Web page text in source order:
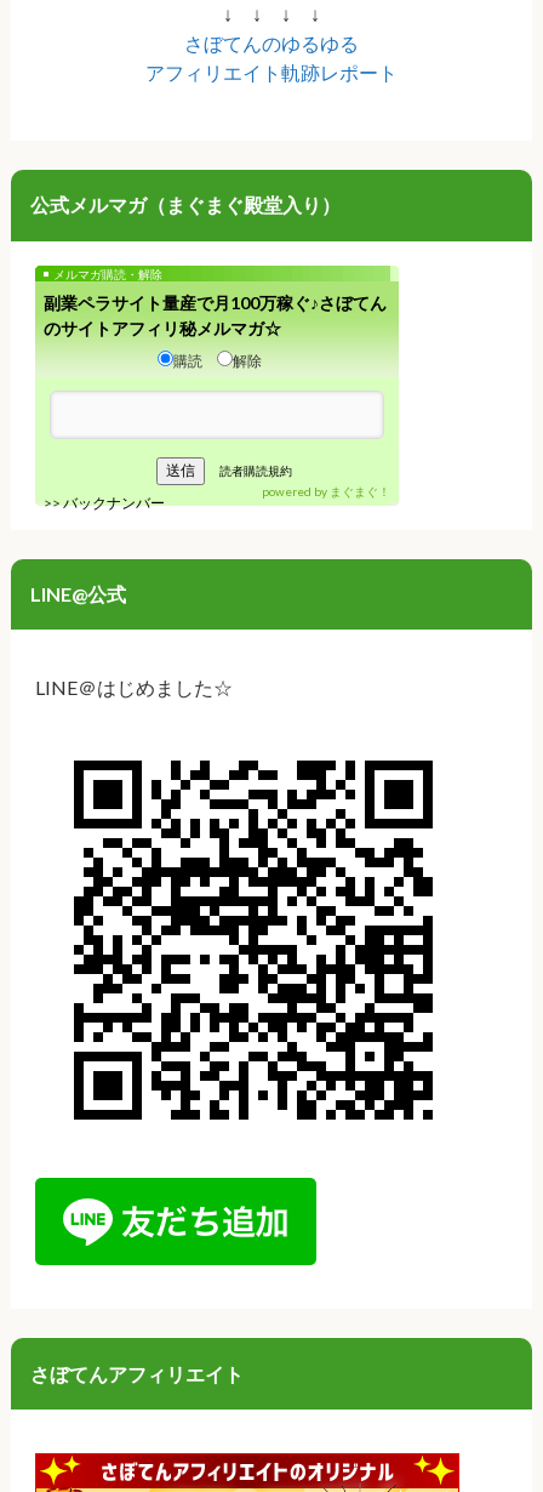
↓ ↓ ↓ ↓
さぼてんのゆるゆる
アフィリエイト軌跡レポート
公式メルマガ（まぐまぐ殿堂入り）
メルマガ購読・解除
副業ペラサイト量産で月100万稼ぐ♪さぼてん
のサイトアフィリ秘メルマガ☆
購読 解除
読者購読規約
>>バックナンバー
powered by まぐまぐ！
LINE@公式
LINE＠はじめました☆
さぼてんアフィリエイト